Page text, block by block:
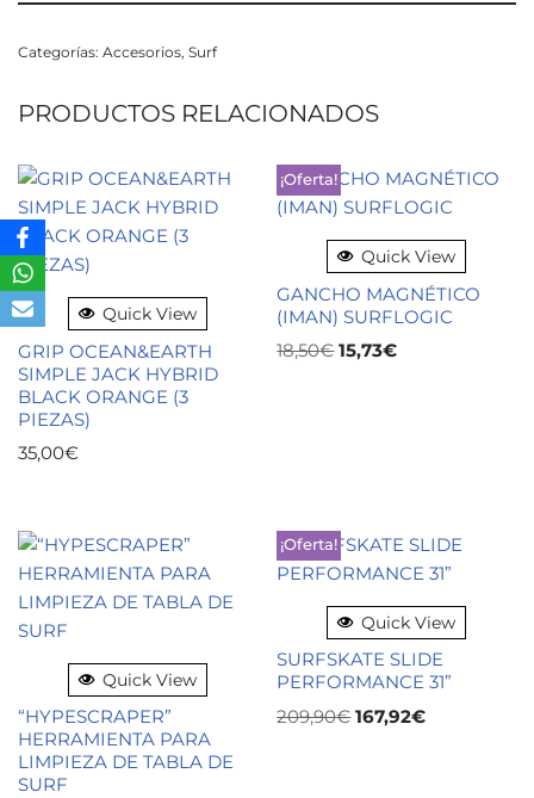
Categorías: Accesorios, Surf
PRODUCTOS RELACIONADOS
Quick View
GRIP OCEAN&EARTH
SIMPLE JACK HYBRID
BLACK ORANGE (3
PIEZAS)
35,00€
¡Oferta!
Quick View
GANCHO MAGNÉTICO
(IMAN) SURFLOGIC
18,50€ 15,73€
Quick View
“HYPESCRAPER”
HERRAMIENTA PARA
LIMPIEZA DE TABLA DE
SURF
¡Oferta!
Quick View
SURFSKATE SLIDE
PERFORMANCE 31”
209,90€ 167,92€